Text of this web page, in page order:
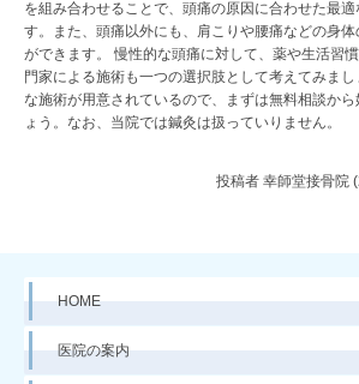
を組み合わせることで、頭痛の原因に合わせた最適
す。また、頭痛以外にも、肩こりや腰痛などの身
ができます。 慢性的な頭痛に対して、薬や生活習
門家による施術も一つの選択肢として考えてみま
な施術が用意されているので、まずは無料相談か
ょう。なお、当院では鍼灸は扱っていりません。
投稿者 幸師堂接骨院
HOME
医院の案内